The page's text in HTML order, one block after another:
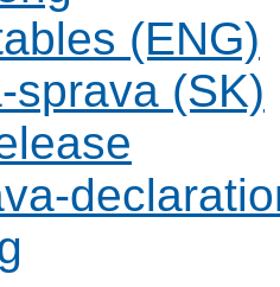
(ENG)
sprava (SK)